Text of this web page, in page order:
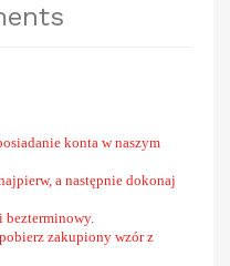
konta w naszym
a następnie dokonaj
bezterminowy.
zakupiony wzór z